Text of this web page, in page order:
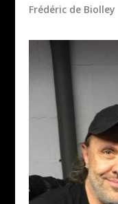
Frédéric de Biolley